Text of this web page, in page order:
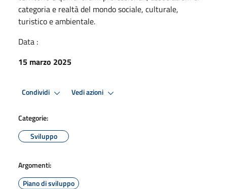
categoria e realtà del mondo sociale, culturale,
turistico e ambientale.
Data :
15 marzo 2025
Condividi Vedi azioni
Categorie:
Sviluppo
Argomenti:
Piano di sviluppo